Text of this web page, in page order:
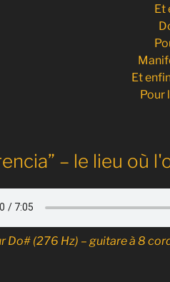
Et
Et
Pour
– le lieu où
Do# (276 Hz) – guitare à 8